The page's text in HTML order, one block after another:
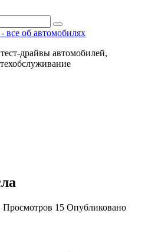
все об автомобилях
драйвы автомобилей,
Просмотров 15 Опубликовано